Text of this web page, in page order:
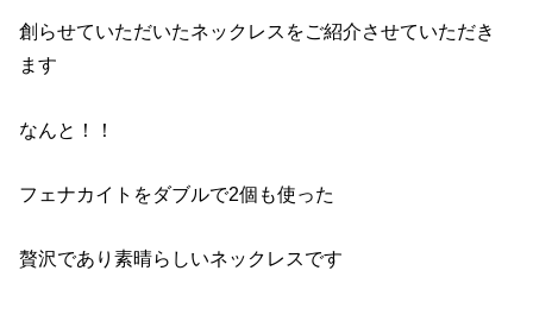
創らせていただいたネックレスをご紹介させていただき
ます
なんと！！
フェナカイトをダブルで2個も使った
贅沢であり素晴らしいネックレスです